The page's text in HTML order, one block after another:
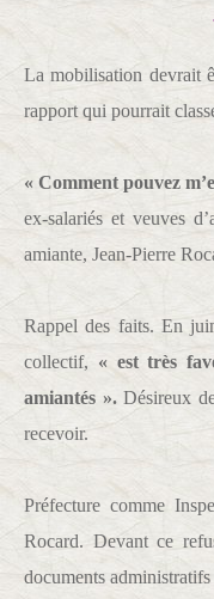
La mobilisation devrait
rapport qui pourrait
« Comment pouvez
ex-salariés et veuves
amiante, Jean-Pierre
Rappel des faits. En
collectif, « est très
amiantés ».Désireux
recevoir.
Préfecture comme
Rocard. Devant ce
documents